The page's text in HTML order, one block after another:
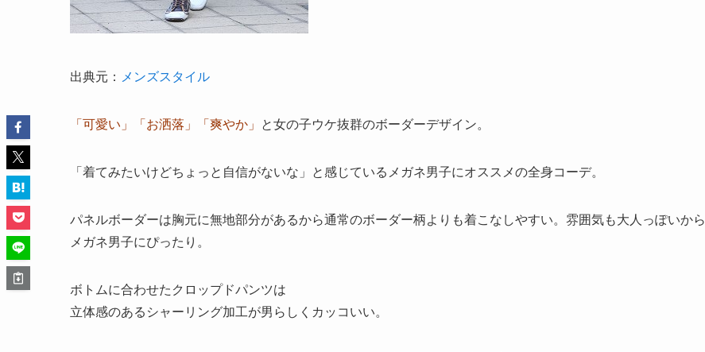
出典元： メンズスタイル
「可愛い」「お洒落」「爽やか」 と女の子ウケ抜群のボーダーデザイン。
「着てみたいけどちょっと自信がないな」と感じているメガネ男子にオススメの全身コーデ。
パネルボーダーは胸元に無地部分があるから通常のボーダー柄よりも着こなしやすい。雰囲気も大人っぽいから
メガネ男子にぴったり。
ボトムに合わせたクロップドパンツは
立体感のあるシャーリング加工が男らしくカッコいい。